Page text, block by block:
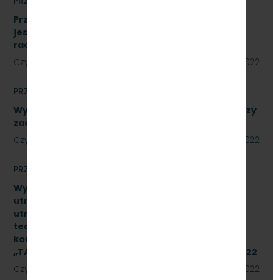
Przetarg nieograniczony, którego przedmiotem
jest wykonanie modernizacji istniejących
radiotelefonów [znak: SKMMU.086.41.22]
Czytaj dalej
18 lipca 2022
PRZETARGI
Wykonanie naprawy podzespołów, obejmujące trzy
zadania. Numer referencyjny: SKMMU.086.39.22
Czytaj dalej
18 lipca 2022
PRZETARGI
Wykonanie naprawy czwartego poziomu
utrzymania (P4) wg dokumentacji systemu
utrzymania typu pojazdu oraz dokumentacji
techniczno–ruchowej producenta podzespołu 2
kompletów układów hamulcowych produkcji IPS
„TABOR” w Poznaniu. Znak sprawy: SKMMU.086.29.22
Czytaj dalej
15 lipca 2022